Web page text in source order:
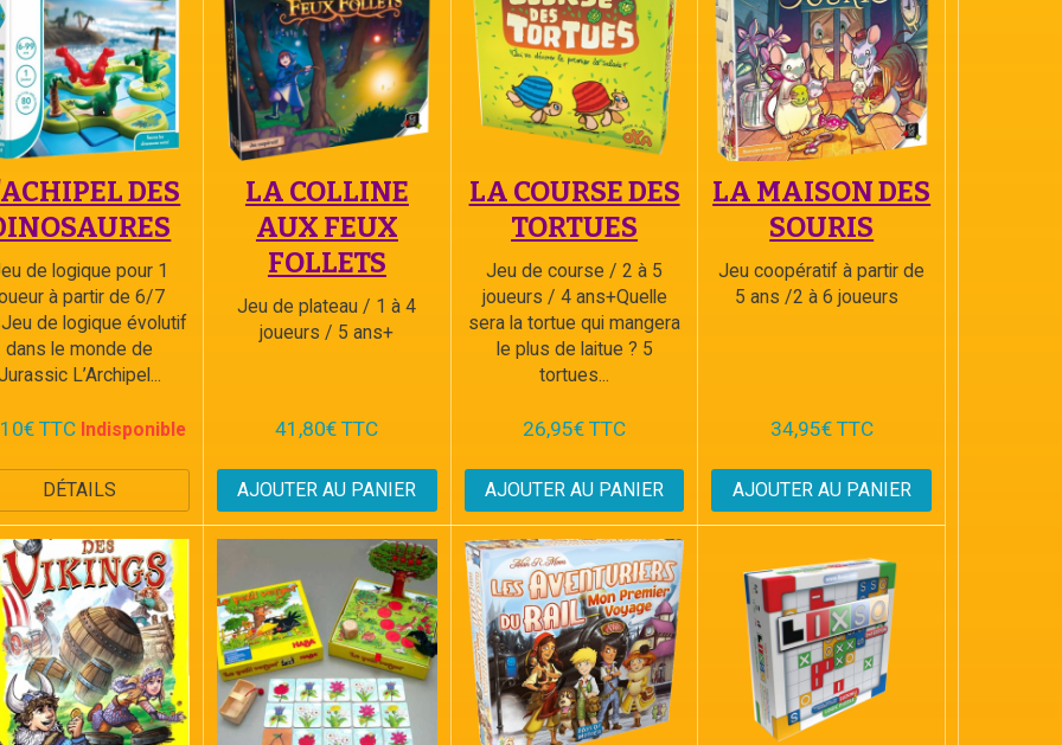
DES
de logique pour 1
à partir de 6/7
de logique évolutif
dans le monde de
L’Archipel...
TTC Indisponible
DÉTAILS
LA COLLINE
AUX FEUX
FOLLETS
Jeu de plateau / 1 à 4
joueurs / 5 ans+
41,80€ TTC
AJOUTER AU PANIER
LA COURSE DES
TORTUES
Jeu de course / 2 à 5
joueurs / 4 ans+Quelle
sera la tortue qui mangera
le plus de laitue ? 5
tortues...
26,95€ TTC
AJOUTER AU PANIER
LA MAISON DES
SOURIS
Jeu coopératif à partir de
5 ans /2 à 6 joueurs
34,95€ TTC
AJOUTER AU PANIER